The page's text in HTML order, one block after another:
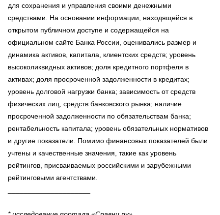
для сохранения и управления своими денежными
средствами. На основании информации, находящейся в
открытом публичном доступе и содержащейся на
официальном сайте Банка России, оценивались размер и
динамика активов, капитала, клиентских средств; уровень
высоколиквидных активов; доля кредитного портфеля в
активах; доля просроченной задолженности в кредитах;
уровень долговой нагрузки банка; зависимость от средств
физических лиц, средств банковского рынка; наличие
просроченной задолженности по обязательствам банка;
рентабельность капитала; уровень обязательных нормативов
и другие показатели. Помимо финансовых показателей были
учтены и качественные значения, такие как уровень
рейтингов, присваиваемых российскими и зарубежными
рейтинговыми агентствами.